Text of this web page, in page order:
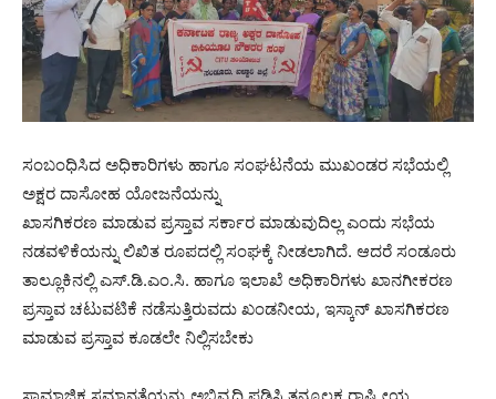
ಸಂಬಂಧಿಸಿದ ಅಧಿಕಾರಿಗಳು ಹಾಗೂ ಸಂಘಟನೆಯ ಮುಖಂಡರ ಸಭೆಯಲ್ಲಿ
ಅಕ್ಷರ ದಾಸೋಹ ಯೋಜನೆಯನ್ನು
ಖಾಸಗಿಕರಣ ಮಾಡುವ ಪ್ರಸ್ತಾವ ಸರ್ಕಾರ ಮಾಡುವುದಿಲ್ಲ ಎಂದು ಸಭೆಯ
ನಡವಳಿಕೆಯನ್ನು ಲಿಖಿತ ರೂಪದಲ್ಲಿ ಸಂಘಕ್ಕೆ ನೀಡಲಾಗಿದೆ. ಆದರೆ ಸಂಡೂರು
ತಾಲ್ಲೂಕಿನಲ್ಲಿ ಎಸ್.ಡಿ.ಎಂ.ಸಿ. ಹಾಗೂ ಇಲಾಖೆ ಅಧಿಕಾರಿಗಳು ಖಾನಗೀಕರಣ
ಪ್ರಸ್ತಾವ ಚಟುವಟಿಕೆ ನಡೆಸುತ್ತಿರುವದು ಖಂಡನೀಯ, ಇಸ್ಕಾನ್ ಖಾಸಗಿಕರಣ
ಮಾಡುವ ಪ್ರಸ್ತಾವ ಕೂಡಲೇ ನಿಲ್ಲಿಸಬೇಕು